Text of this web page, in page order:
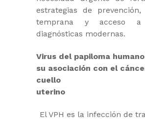
estrategias de prevención,
temprana y acceso a
diagnósticas modernas.
Virus del papiloma
su asociación con el
cuello
uterino
El VPH es la infección de